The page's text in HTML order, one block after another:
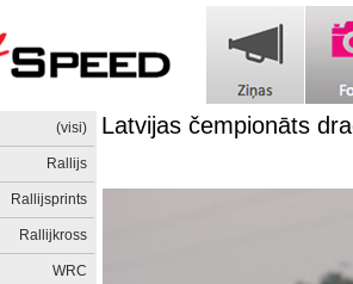
(visi)
Rallijs
Rallijsprints
Rallijkross
WRC
Latvijas čempionāts